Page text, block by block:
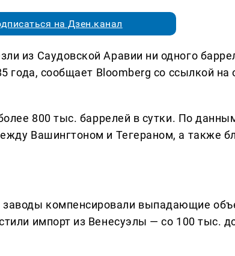
на Дзен.канал
из Саудовской Аравии ни одного
года, сообщает Bloomberg со ссылкой на
800 тыс. баррелей в сутки. По
Вашингтоном и Тегераном, а также
компенсировали выпадающие
импорт из Венесуэлы — со 100 тыс.